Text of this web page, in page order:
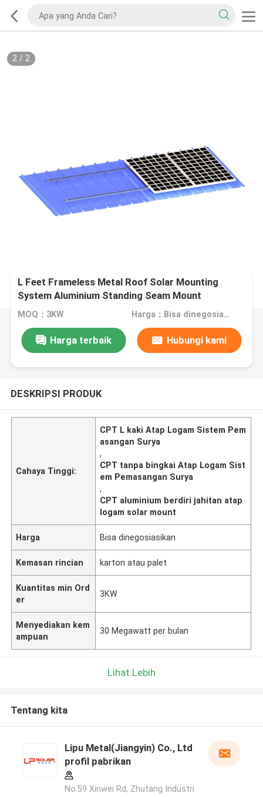
2/ 2
L Feet Frameless Metal Roof Solar Mounting
System Aluminium Standing Seam Mount
MOQ：3KW Harga：Bisa dinegosiasikan
Harga terbaik Hubungi kami
DESKRIPSI PRODUK
Cahaya Tinggi:
CPT L kaki Atap Logam Sistem Pem
asangan Surya
,
CPT tanpa bingkai Atap Logam Sist
em Pemasangan Surya
,
CPT aluminium berdiri jahitan atap
logam solar mount
Harga Bisa dinegosiasikan
Kemasan rincian karton atau palet
Kuantitas min Ord
er
3KW
Menyediakan kem
ampuan
30 Megawatt per bulan
Lihat Lebih
Tentang kita
Lipu Metal(Jiangyin) Co., Ltd
profil pabrikan
No.59 Xinwei Rd, Zhutang Industri